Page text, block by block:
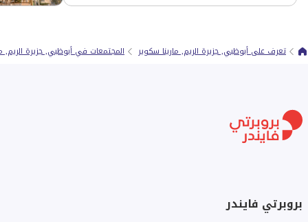
تعرف على أبوظبي, جزيرة الريم, مارينا سكوير المجتمعات في أبوظبي, جزيرة الريم,
بروبرتي فايندر